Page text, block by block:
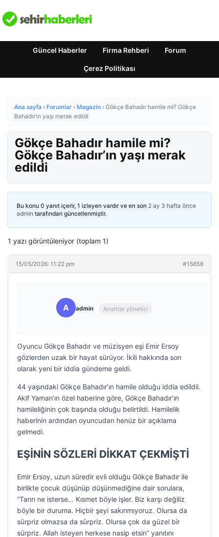
Güncel Haberler Firma Rehberi Forum
Çerez Politikası
Ana sayfa › Forumlar › Magazin › Gökçe Bahadır hamile mi? Gökçe
Bahadır’ın yaşı merak edildi
Gökçe Bahadır hamile mi?
Gökçe Bahadır’ın yaşı merak
edildi
Bu konu 0 yanıt içerir, 1 izleyen vardır ve en son 2 ay 3 hafta önce
admin tarafından güncellenmiştir.
1 yazı görüntüleniyor (toplam 1)
15/05/2026: 11:22 pm #15658
A admin Anahtar yönetici
Oyuncu Gökçe Bahadır ve müzisyen eşi Emir Ersoy
gözlerden uzak bir hayat sürüyor. İkili hakkında son
olarak yeni bir iddia gündeme geldi.
44 yaşındaki Gökçe Bahadır’ın hamile olduğu iddia edildii.
Akif Yaman’ın özel haberine göre, Gökçe Bahadır’ın
hamileliğinin çok başında olduğu belirtildi. Hamilelik
haberinin ardından oyuncudan henüz bir açıklama
gelmedi.
EŞİNİN SÖZLERİ DİKKAT ÇEKMİŞTİ
Emir Ersoy, uzun süredir evli olduğu Gökçe Bahadır ile
birlikte çocuk düşünüp düşünmediğine dair sorulara,
“Tanrı ne isterse… Kısmet böyle işler. Biz karşı değiliz
böyle bir duruma. Hiçbir şeyi sakınmıyoruz. Olursa da
sürpriz olmazsa da sürpriz. Olursa çok da güzel bir
sürpriz. Allah isteyen herkese nasip etsin” yanıtını